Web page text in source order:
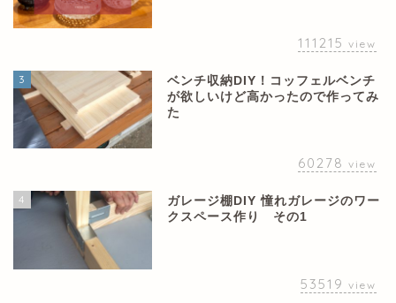
111215 view
3
ベンチ収納DIY！コッフェルベンチ
が欲しいけど高かったので作ってみ
た
60278 view
4
ガレージ棚DIY 憧れガレージのワー
クスペース作り その1
53519 view